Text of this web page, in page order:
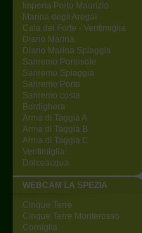
Imperia Porto Maurizio
Marina degli Aregai
Cala del Forte - Ventimiglia
Diano Marina
Diano Marina Spiaggia
Sanremo Portosole
Sanremo Spiaggia
Sanremo Porto
Sanremo costa
Bordighera
Arma di Taggia A
Arma di Taggia B
Arma di Taggia C
Ventimiglia
Dolceacqua
WEBCAM LA SPEZIA
Cinque Terre
Cinque Terre Monterosso
Corniglia